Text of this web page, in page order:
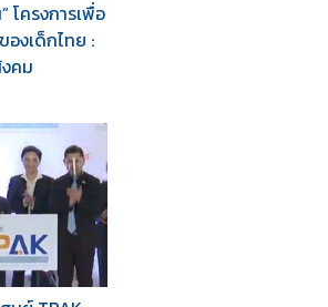
Download
โครงการเพื่อ
งเด็กไทย :
คม